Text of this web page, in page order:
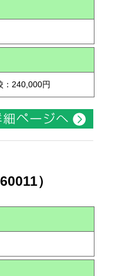
：240,000円
）